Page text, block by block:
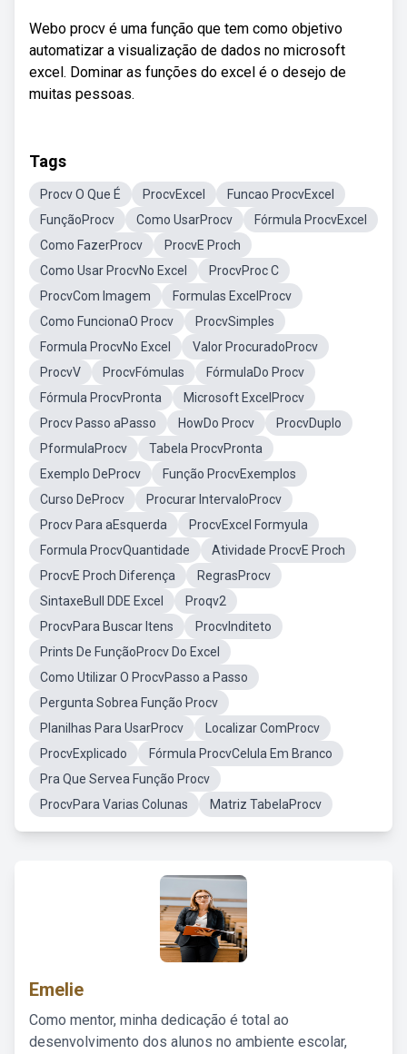
Webo procv é uma função que tem como objetivo
automatizar a visualização de dados no microsoft
excel. Dominar as funções do excel é o desejo de
muitas pessoas.
Tags
Procv O Que É ProcvExcel
Funcao ProcvExcel
FunçãoProcv
Como UsarProcv
Fórmula ProcvExcel
Como FazerProcv
ProcvE Proch
Como Usar ProcvNo Excel
ProcvProc C
ProcvCom Imagem
Formulas ExcelProcv
Como FuncionaO Procv
ProcvSimples
Formula ProcvNo Excel
Valor ProcuradoProcv
ProcvV
ProcvFómulas
FórmulaDo Procv
Fórmula ProcvPronta
Microsoft ExcelProcv
Procv Passo aPasso
HowDo Procv
ProcvDuplo
PformulaProcv
Tabela ProcvPronta
Exemplo DeProcv
Função ProcvExemplos
Curso DeProcv
Procurar IntervaloProcv
Procv Para aEsquerda
ProcvExcel Formyula
Formula ProcvQuantidade
Atividade ProcvE Proch
ProcvE Proch Diferença
RegrasProcv
SintaxeBull DDE Excel
Proqv2
ProcvPara Buscar Itens
ProcvInditeto
Prints De FunçãoProcv Do Excel
Como Utilizar O ProcvPasso a Passo
Pergunta Sobrea Função Procv
Planilhas Para UsarProcv
Localizar ComProcv
ProcvExplicado
Fórmula ProcvCelula Em Branco
Pra Que Servea Função Procv
ProcvPara Varias Colunas
Matriz TabelaProcv
Emelie
Como mentor, minha dedicação é total ao
desenvolvimento dos alunos no ambiente escolar,